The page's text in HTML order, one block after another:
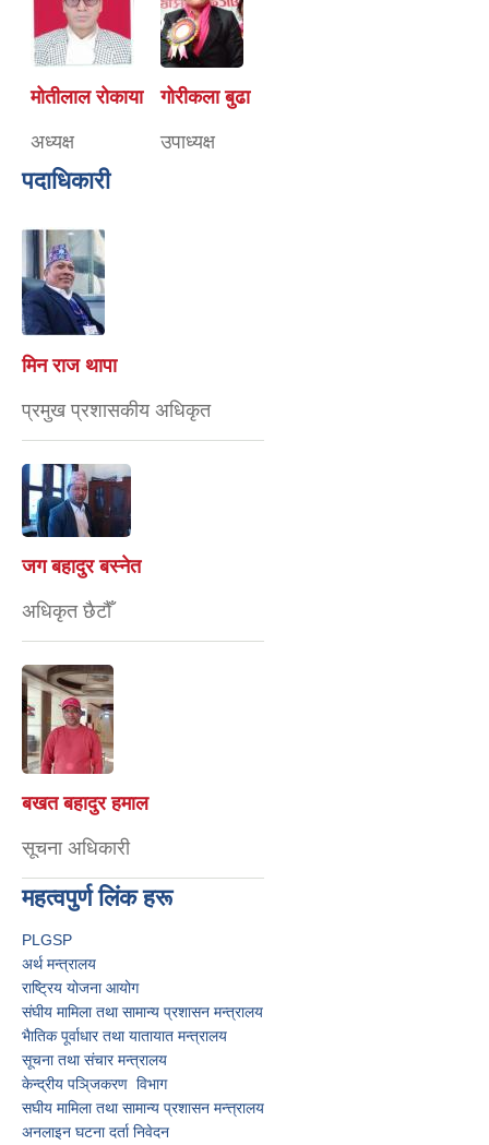
मोतीलाल रोकाया
अध्यक्ष
गोरीकला बुढा
उपाध्यक्ष
पदाधिकारी
मिन राज थापा
प्रमुख प्रशासकीय अधिकृत
जग बहादुर बस्नेत
अधिकृत छैटौँ
बखत बहादुर हमाल
सूचना अधिकारी
महत्वपुर्ण लिंक हरू
PLGSP
अर्थ मन्त्रालय
राष्ट्रिय योजना आयोग
संघीय मामिला तथा सामान्य प्रशासन मन्त्रालय
भैातिक पूर्वाधार तथा यातायात मन्त्रालय
सूचना तथा संचार मन्त्रालय
केन्द्रीय पञि्जकरण विभाग
स‌घीय मामिला तथा सामान्य प्रशासन मन्त्त्रालय
अनलाइन घटना दर्ता निवेदन